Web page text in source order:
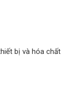
bị và hóa chất